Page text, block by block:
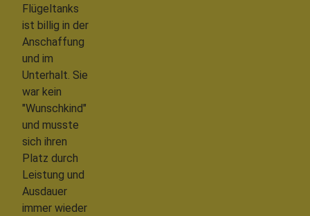
Flügeltanks
ist billig in der
Anschaffung
und im
Unterhalt. Sie
war kein
"Wunschkind"
und musste
sich ihren
Platz durch
Leistung und
Ausdauer
immer wieder